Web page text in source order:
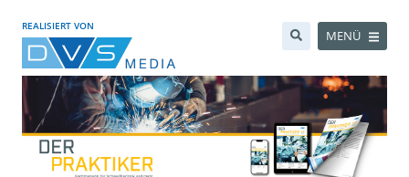
REALISIERT VON
MENÜ